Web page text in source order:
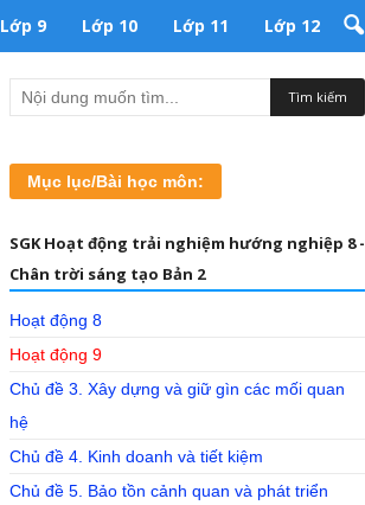
Lớp 9 Lớp 10 Lớp 11 Lớp 12
Mục lục/Bài học môn:
SGK Hoạt động trải nghiệm hướng nghiệp 8 -
Chân trời sáng tạo Bản 2
Hoạt động 8
Hoạt động 9
Chủ đề 3. Xây dựng và giữ gìn các mối quan
hệ
Chủ đề 4. Kinh doanh và tiết kiệm
Chủ đề 5. Bảo tồn cảnh quan và phát triển